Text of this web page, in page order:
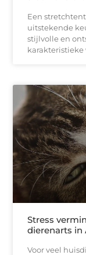
Een
uitstekende
stijlvolle en
karakteristieke
Stress
dierenarts in
Voor veel